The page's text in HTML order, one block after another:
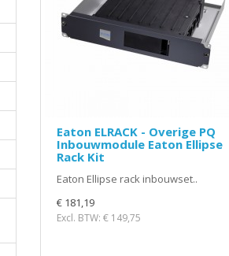
Eaton ELRACK - Overige PQ
Inbouwmodule Eaton Ellipse
Rack Kit
Eaton Ellipse rack inbouwset..
€ 181,19
Excl. BTW: € 149,75